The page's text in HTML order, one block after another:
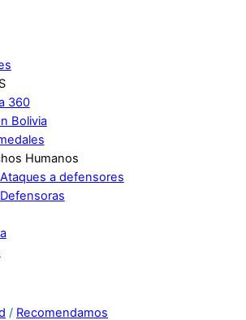
360
Bolivia
Humanos
Ataques a defensores
Defensoras
/ Recomendamos